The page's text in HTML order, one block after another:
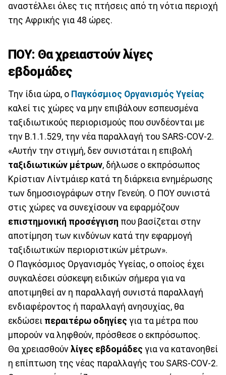
αναστέλλει όλες τις πτήσεις από τη νότια περιοχή
της Αφρικής για 48 ώρες.
ΠΟΥ: Θα χρειαστούν λίγες
εβδομάδες
Την ίδια ώρα, ο Παγκόσμιος Οργανισμός Υγείας
καλεί τις χώρες να μην επιβάλουν εσπευσμένα
ταξιδιωτικούς περιορισμούς που συνδέονται με
την B.1.1.529, την νέα παραλλαγή του SARS-COV-2.
«Αυτήν την στιγμή, δεν συνιστάται η επιβολή
ταξιδιωτικών μέτρων, δήλωσε ο εκπρόσωπος
Κρίστιαν Λίντμάιερ κατά τη διάρκεια ενημέρωσης
των δημοσιογράφων στην Γενεύη. Ο ΠΟΥ συνιστά
στις χώρες να συνεχίσουν να εφαρμόζουν
επιστημονική προσέγγιση που βασίζεται στην
αποτίμηση των κινδύνων κατά την εφαρμογή
ταξιδιωτικών περιοριστικών μέτρων».
Ο Παγκόσμιος Οργανισμός Υγείας, ο οποίος έχει
συγκαλέσει σύσκεψη ειδικών σήμερα για να
αποτιμηθεί αν η παραλλαγή συνιστά παραλλαγή
ενδιαφέροντος ή παραλλαγή ανησυχίας, θα
εκδώσει περαιτέρω οδηγίες για τα μέτρα που
μπορούν να ληφθούν, πρόσθεσε ο εκπρόσωπος.
Θα χρειασθούν λίγες εβδομάδες για να κατανοηθεί
η επίπτωση της νέας παραλλαγής του SARS-COV-2.